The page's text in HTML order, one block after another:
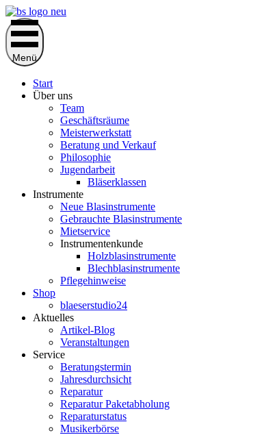
Zum
Inhalt
springen
Menü
Start
Über uns
Team
Geschäftsräume
Meisterwerkstatt
Beratung und Verkauf
Philosophie
Jugendarbeit
Bläserklassen
Instrumente
Neue Blasinstrumente
Gebrauchte Blasinstrumente
Mietservice
Instrumentenkunde
Holzblasinstrumente
Blechblasinstrumente
Pflegehinweise
Shop
blaeserstudio24
Aktuelles
Artikel-Blog
Veranstaltungen
Service
Beratungstermin
Jahresdurchsicht
Reparatur
Reparatur Paketabholung
Reparaturstatus
Musikerbörse